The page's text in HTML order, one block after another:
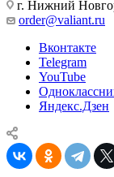
г. Нижний
order@valiant.ru
Вконтакте
Telegram
YouTube
Яндекс.Дзен